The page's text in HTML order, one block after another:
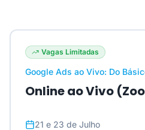
Vagas Limitadas
Google Ads ao Vivo: Do
Online ao Vivo
21 e 23 de Julho